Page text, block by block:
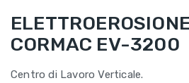
CORMAC EV-3200
Centro di Lavoro Verticale.